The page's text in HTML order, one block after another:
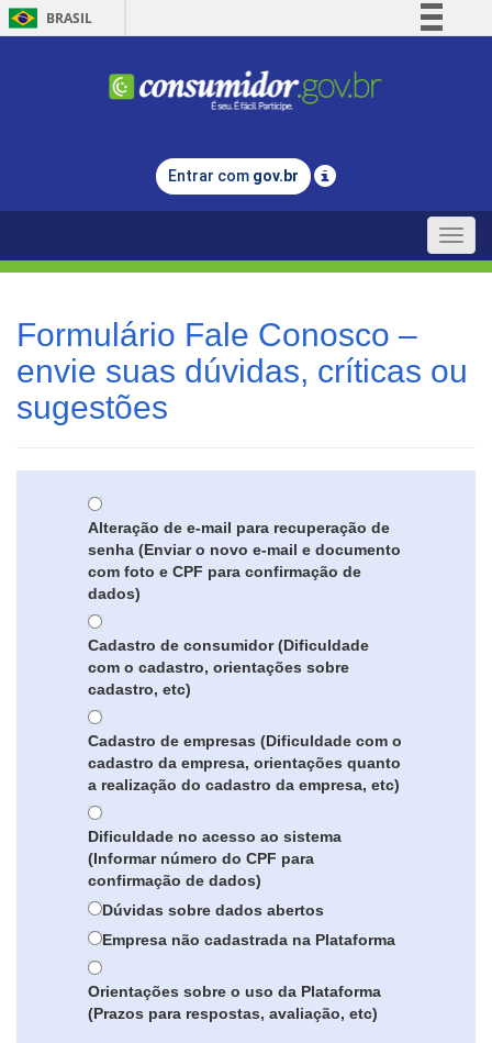
BRASIL
Comunica BR
Legislação
Entrar com gov.br
Toggle
Formulário Fale Conosco –
envie suas dúvidas, críticas ou
sugestões
Alteração de e-mail para recuperação de
senha (Enviar o novo e-mail e documento
com foto e CPF para confirmação de
dados)
Cadastro de consumidor (Dificuldade
com o cadastro, orientações sobre
cadastro, etc)
Cadastro de empresas (Dificuldade com o
cadastro da empresa, orientações quanto
a realização do cadastro da empresa, etc)
Dificuldade no acesso ao sistema
(Informar número do CPF para
confirmação de dados)
Dúvidas sobre dados abertos
Empresa não cadastrada na Plataforma
Orientações sobre o uso da Plataforma
(Prazos para respostas, avaliação, etc)